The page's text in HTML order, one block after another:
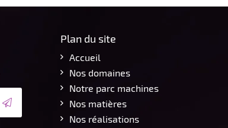
Plan du site
Accueil
Nos domaines
Notre parc machines
Nos matières
Nos réalisations